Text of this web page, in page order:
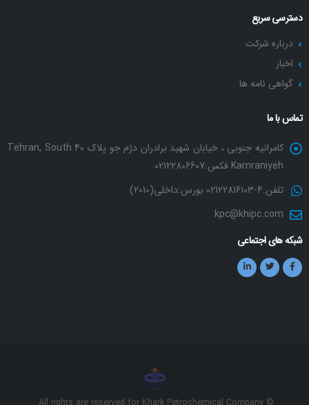
دسترسی سریع
درباره شرکت
اخبار
گواهی نامه ها
تماس با ما
کامرانیه جنوبی ، خیابان شهید برادران دژم جو پلاک 40 Tehran, South
Kamraniyeh فکس:02122806607
تلفن:4-02122816103 بورس:داخلی(2010)
kpc@khipc.com
شبکه های اجتماعی